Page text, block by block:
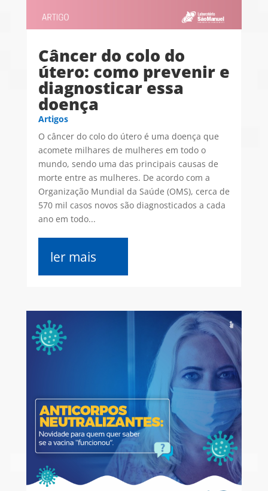
Câncer do colo do
útero: como prevenir e
diagnosticar essa
doença
Artigos
O câncer do colo do útero é uma doença que
acomete milhares de mulheres em todo o
mundo, sendo uma das principais causas de
morte entre as mulheres. De acordo com a
Organização Mundial da Saúde (OMS), cerca de
570 mil casos novos são diagnosticados a cada
ano em todo...
ler mais